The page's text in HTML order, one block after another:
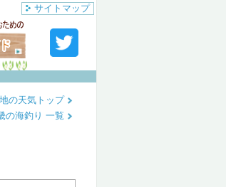
サイトマップ
の天気トップ
の海釣り 一覧